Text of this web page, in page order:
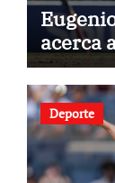
acerca
Deporte